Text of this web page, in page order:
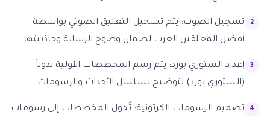
تسجيل الصوت: يتم تسجيل التعليق الصوتي بواسطة
أفضل المعلقين العرب لضمان وضوح الرسالة وجاذبيتها.
إعداد الستوري بورد: يتم رسم المخططات الأولية يدوياً
(الستوري بورد) لتوضيح تسلسل الأحداث والرسومات.
تصميم الرسومات الكرتونية: تُحول المخططات إلى رسومات